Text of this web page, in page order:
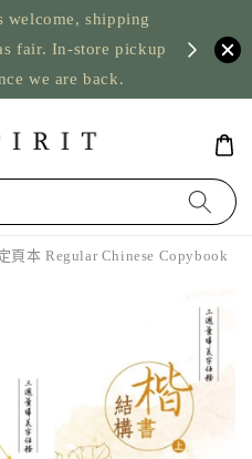
welcome, shipping
fair. In-store pickup
we are back.
US
頁本 Regular Chinese Copybook